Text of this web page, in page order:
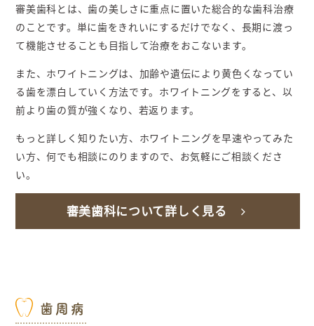
審美歯科とは、歯の美しさに重点に置いた総合的な歯科治療
のことです。単に歯をきれいにするだけでなく、長期に渡っ
て機能させることも目指して治療をおこないます。
また、ホワイトニングは、加齢や遺伝により黄色くなってい
る歯を漂白していく方法です。ホワイトニングをすると、以
前より歯の質が強くなり、若返ります。
もっと詳しく知りたい方、ホワイトニングを早速やってみた
い方、何でも相談にのりますので、お気軽にご相談くださ
い。
審美歯科について詳しく見る
歯周病